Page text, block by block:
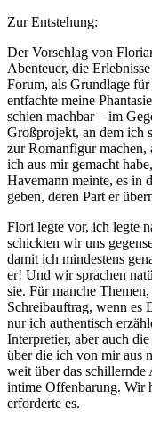
Zur Entstehung:
Der Vorschlag von
Abenteuer, die
Forum, als Grundlage
entfachte meine
schien machbar – im
Großprojekt, an dem ich
zur Romanfigur
ich aus mir gemacht
Havemann meinte, es in
geben, deren Part er
Flori legte vor, ich legte
schickten wir uns
damit ich mindestens
er! Und wir sprachen
sie. Für manche
Schreibauftrag, wenn es
nur ich authentisch
Interpretier, aber auch
über die ich von mir aus
weit über das schillernde
intime Offenbarung. Wir
erforderte es.